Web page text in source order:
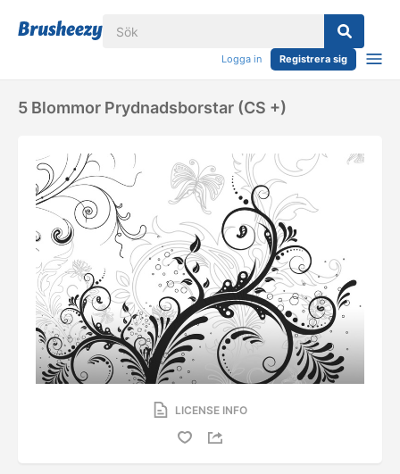
Logga in Registrera sig
5 Blommor Prydnadsborstar (CS +)
LICENSE INFO